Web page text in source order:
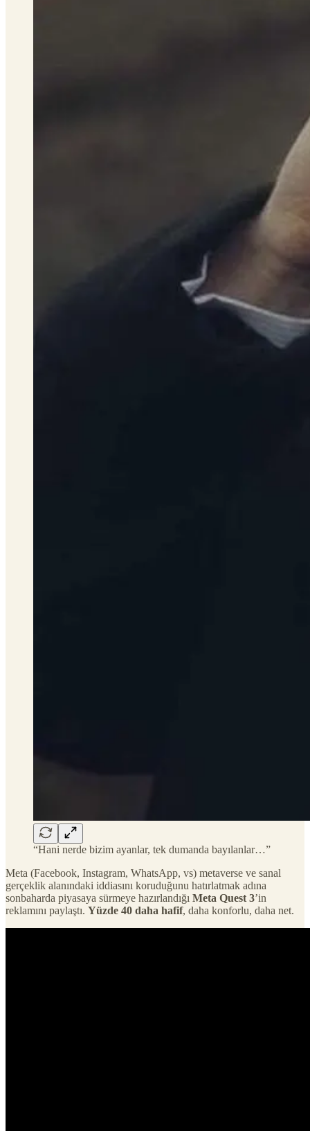
“Hani nerde bizim ayanlar, tek dumanda bayılanlar…”
Meta (Facebook, Instagram, WhatsApp, vs) metaverse ve sanal
gerçeklik alanındaki iddiasını koruduğunu hatırlatmak adına
sonbaharda piyasaya sürmeye hazırlandığı Meta Quest 3’in
reklamını paylaştı. Yüzde 40 daha hafif, daha konforlu, daha net.